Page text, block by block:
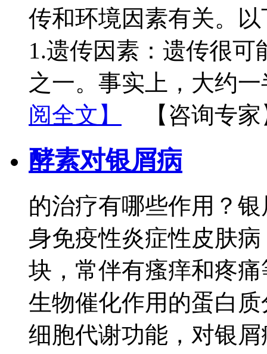
传和环境因素有关。
1.遗传因素：遗传很
之一。事实上，大约
阅全文】
【咨询专
酵素对银屑病
的治疗有哪些作用？
身免疫性炎症性皮肤
块，常伴有瘙痒和疼
生物催化作用的蛋白
细胞代谢功能，对银